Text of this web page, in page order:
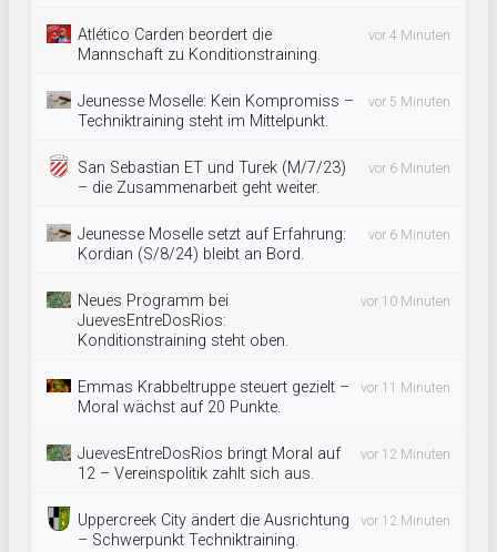
Atlético Carden beordert die
Mannschaft zu Konditionstraining.
vor 4 Minuten
Jeunesse Moselle: Kein Kompromiss –
Techniktraining steht im Mittelpunkt.
vor 5 Minuten
San Sebastian ET und Turek (M/7/23)
– die Zusammenarbeit geht weiter.
vor 6 Minuten
Jeunesse Moselle setzt auf Erfahrung:
Kordian (S/8/24) bleibt an Bord.
vor 6 Minuten
Neues Programm bei
JuevesEntreDosRios:
Konditionstraining steht oben.
vor 10 Minuten
Emmas Krabbeltruppe steuert gezielt –
Moral wächst auf 20 Punkte.
vor 11 Minuten
JuevesEntreDosRios bringt Moral auf
12 – Vereinspolitik zahlt sich aus.
vor 12 Minuten
Uppercreek City ändert die Ausrichtung
– Schwerpunkt Techniktraining.
vor 12 Minuten